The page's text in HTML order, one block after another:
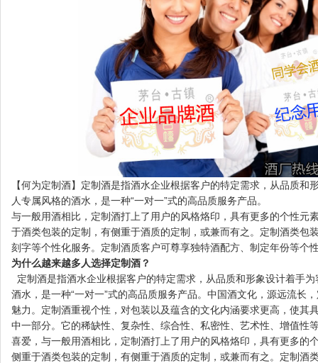
【何为定制酒】定制酒是指酒水企业根据客户的特定需求，从品质和
人专属风格的酒水，是一种“一对一”式的高品质服务产品。
与一般用酒相比，定制酒打上了用户的风格烙印，具有更多的个性元
于酒类包装的定制，有侧重于酒质的定制，或兼而有之。定制酒类包
刻字等个性化服务。定制酒质客户可尊享独特酒配方、制定年份等个
为什么越来越多人选择定制酒？
定制酒是指酒水企业根据客户的特定需求，从品质和形象设计着手
酒水，是一种“一对一”式的高品质服务产品。中国酒文化，源远流长
魅力。定制酒重视个性，对包装以及蕴含的文化内涵要求更高，使其
中一部分。它的稀缺性、复杂性、综合性、私密性、艺术性、增值性
喜爱，与一般用酒相比，定制酒打上了用户的风格烙印，具有更多的
侧重于酒类包装的定制，有侧重于酒质的定制，或兼而有之。定制酒